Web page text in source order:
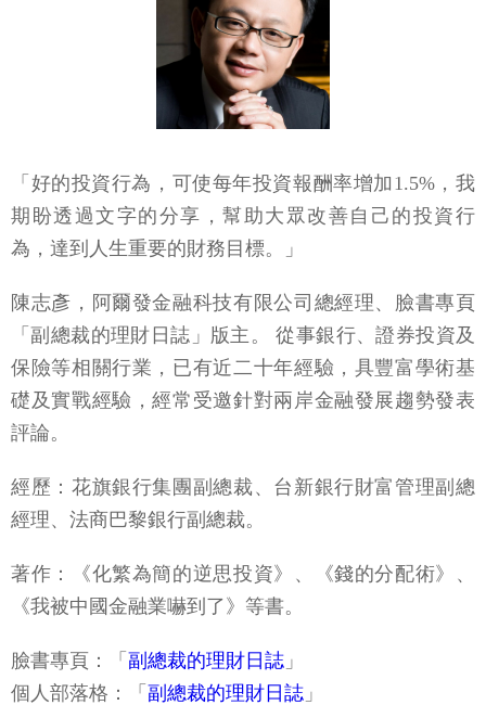
「好的投資行為，可使每年投資報酬率增加1.5%，我
期盼透過文字的分享，幫助大眾改善自己的投資行
為，達到人生重要的財務目標。」
陳志彥，阿爾發金融科技有限公司總經理、臉書專頁
「副總裁的理財日誌」版主。 從事銀行、證券投資及
保險等相關行業，已有近二十年經驗，具豐富學術基
礎及實戰經驗，經常受邀針對兩岸金融發展趨勢發表
評論。
經歷：花旗銀行集團副總裁、台新銀行財富管理副總
經理、法商巴黎銀行副總裁。
著作：《化繁為簡的逆思投資》、《錢的分配術》、
《我被中國金融業嚇到了》等書。
臉書專頁：「 副總裁的理財日誌 」
個人部落格：「 副總裁的理財日誌 」